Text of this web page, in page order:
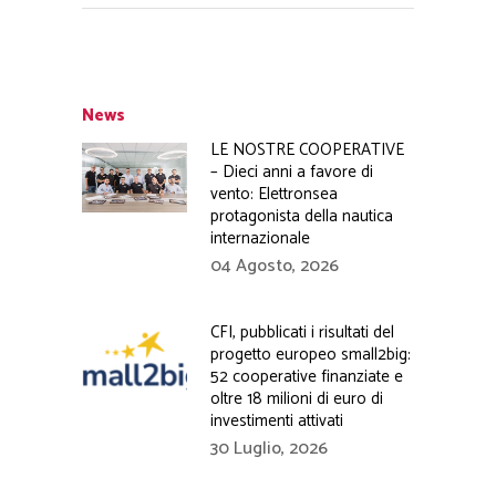
News
LE NOSTRE COOPERATIVE
– Dieci anni a favore di
vento: Elettronsea
protagonista della nautica
internazionale
04 Agosto, 2026
CFI, pubblicati i risultati del
progetto europeo small2big:
52 cooperative finanziate e
oltre 18 milioni di euro di
investimenti attivati
30 Luglio, 2026